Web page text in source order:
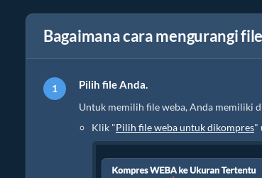
Bagaimana cara mengurangi
Pilih file Anda.
Untuk memilih file weba, Anda memiliki
Klik "Pilih file weba untuk dikompres"